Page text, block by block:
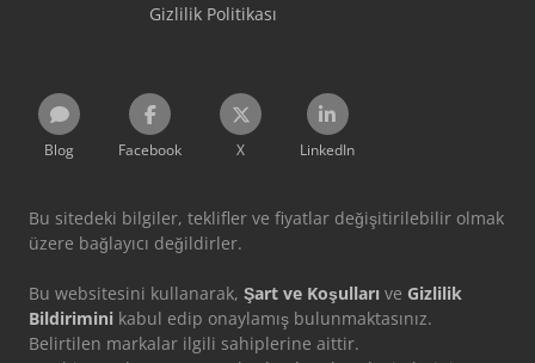
Gizlilik Politikası
Blog Facebook X LinkedIn
Bu sitedeki bilgiler, teklifler ve fiyatlar değişitirilebilir olmak
üzere bağlayıcı değildirler.
Bu websitesini kullanarak, Şart ve Koşulları ve Gizlilik
Bildirimini kabul edip onaylamış bulunmaktasınız.
Belirtilen markalar ilgili sahiplerine aittir.